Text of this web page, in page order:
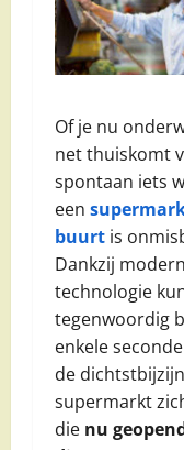
Of je nu
net thuiskomt
spontaan iets
een
buurt is
Dankzij
technologie
tegenwoordig
enkele
de
supermarkt
die nu